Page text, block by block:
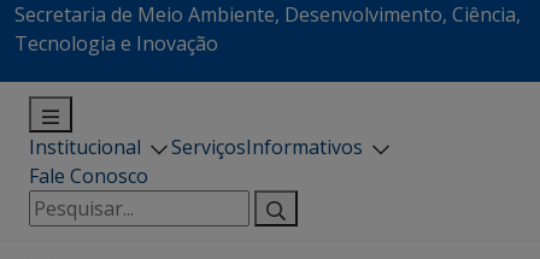
Secretaria de Meio Ambiente, Desenvolvimento, Ciência,
Tecnologia e Inovação
Institucional ServiçosInformativos
Fale Conosco
Pesquisar
por: